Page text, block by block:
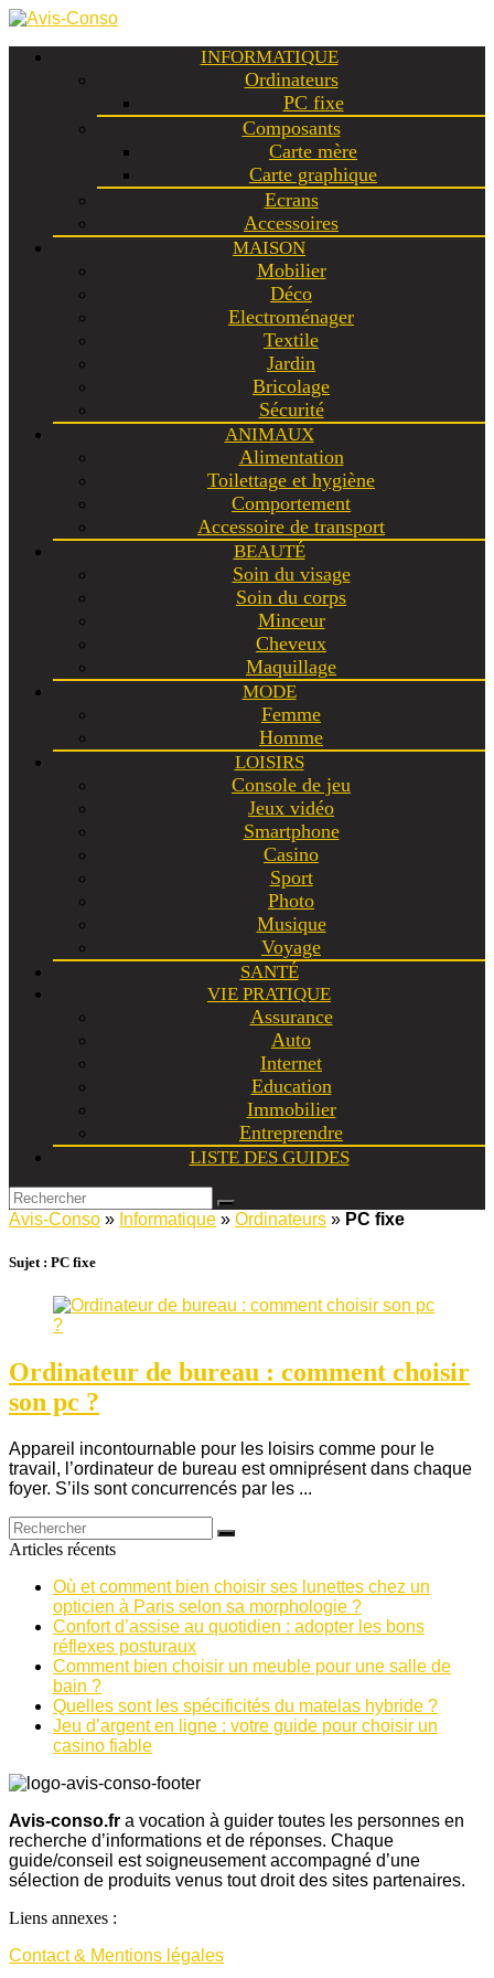
INFORMATIQUE
Ordinateurs
PC fixe
Composants
Carte mère
Carte graphique
Ecrans
Accessoires
MAISON
Mobilier
Déco
Electroménager
Textile
Jardin
Bricolage
Sécurité
ANIMAUX
Alimentation
Toilettage et hygiène
Comportement
Accessoire de transport
BEAUTÉ
Soin du visage
Soin du corps
Minceur
Cheveux
Maquillage
MODE
Femme
Homme
LOISIRS
Console de jeu
Jeux vidéo
Smartphone
Casino
Sport
Photo
Musique
Voyage
SANTÉ
VIE PRATIQUE
Assurance
Auto
Internet
Education
Immobilier
Entreprendre
LISTE DES GUIDES
Avis-Conso » Informatique » Ordinateurs » PC fixe
Sujet : PC fixe
Ordinateur de bureau : comment choisir
son pc ?
Appareil incontournable pour les loisirs comme pour le
travail, l’ordinateur de bureau est omniprésent dans chaque
foyer. S’ils sont concurrencés par les ...
Articles récents
Où et comment bien choisir ses lunettes chez un
opticien à Paris selon sa morphologie ?
Confort d’assise au quotidien : adopter les bons
réflexes posturaux
Comment bien choisir un meuble pour une salle de
bain ?
Quelles sont les spécificités du matelas hybride ?
Jeu d’argent en ligne : votre guide pour choisir un
casino fiable
Avis-conso.fr a vocation à guider toutes les personnes en
recherche d’informations et de réponses. Chaque
guide/conseil est soigneusement accompagné d’une
sélection de produits venus tout droit des sites partenaires.
Liens annexes :
Contact & Mentions légales